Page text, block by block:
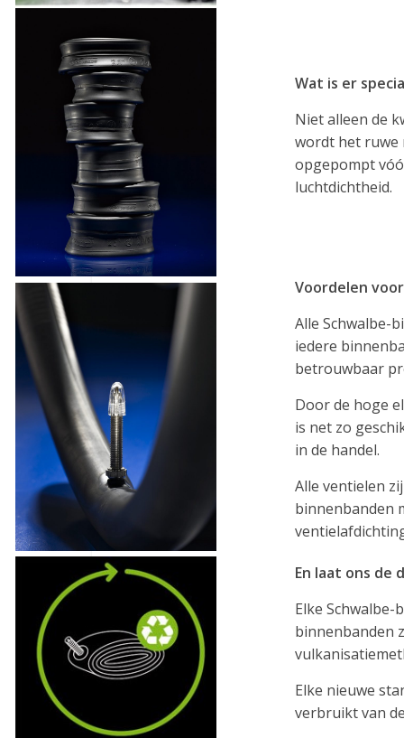
Wat is er
Niet alleen de
wordt het ruwe
opgepompt
luchtdichtheid.
Voordelen
Alle Schwalbe-
iedere
betrouwbaar
Door de hoge
is net zo
in de handel.
Alle ventielen
binnenbanden
En laat ons de
Elke
binnenbanden
Elke nieuwe
verbruikt van